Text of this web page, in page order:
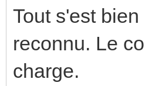
Tout s'est
reconnu. Le
charge.